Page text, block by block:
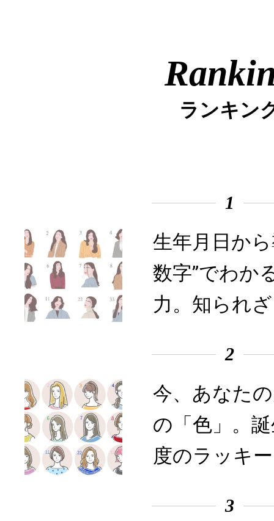
ランキン
1
生年月日か
数字”でわか
力。知られ
2
今、あなた
の「色」。
度のラッキ
3